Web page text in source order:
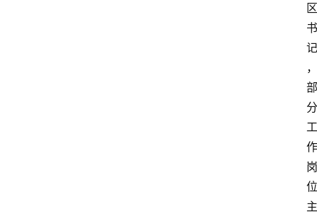
区
书
记
，
部
分
工
作
岗
位
主